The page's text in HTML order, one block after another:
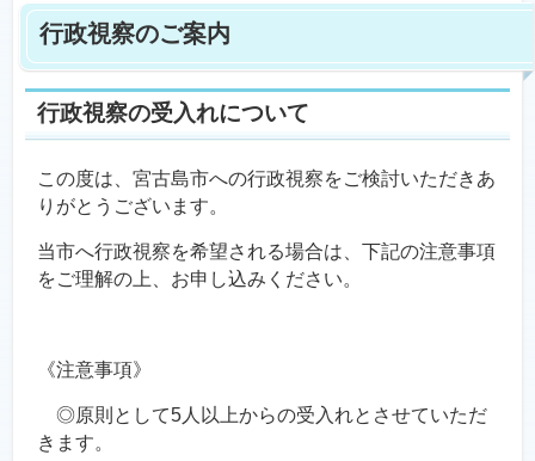
行政視察のご案内
行政視察の受入れについて
この度は、宮古島市への行政視察をご検討いただきあ
りがとうございます。
当市へ行政視察を希望される場合は、下記の注意事項
をご理解の上、お申し込みください。
《注意事項》
◎原則として5人以上からの受入れとさせていただ
きます。